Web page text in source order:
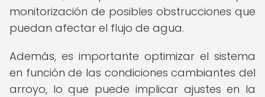
monitorización de posibles obstrucciones que
puedan afectar el flujo de agua.
Además, es importante optimizar el sistema
en función de las condiciones cambiantes del
arroyo, lo que puede implicar ajustes en la